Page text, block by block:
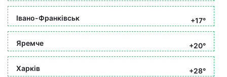
Івано-Франківськ +17°
Яремче +20°
Харків
+28°